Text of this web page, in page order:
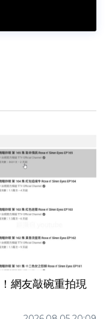
網友敲碗重拍現